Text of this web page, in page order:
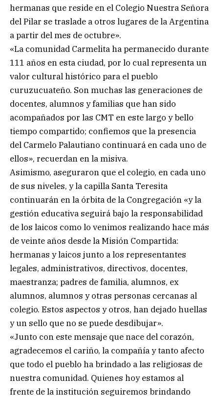
hermanas que reside en el Colegio Nuestra Señora
del Pilar se traslade a otros lugares de la Argentina
a partir del mes de octubre».
«La comunidad Carmelita ha permanecido durante
111 años en esta ciudad, por lo cual representa un
valor cultural histórico para el pueblo
curuzucuateño. Son muchas las generaciones de
docentes, alumnos y familias que han sido
acompañados por las CMT en este largo y bello
tiempo compartido; confiemos que la presencia
del Carmelo Palautiano continuará en cada uno de
ellos», recuerdan en la misiva.
Asimismo, aseguraron que el colegio, en cada uno
de sus niveles, y la capilla Santa Teresita
continuarán en la órbita de la Congregación «y la
gestión educativa seguirá bajo la responsabilidad
de los laicos como lo venimos realizando hace más
de veinte años desde la Misión Compartida:
hermanas y laicos junto a los representantes
legales, administrativos, directivos, docentes,
maestranza; padres de familia, alumnos, ex
alumnos, alumnos y otras personas cercanas al
colegio. Estos aspectos y otros, han dejado huellas
y un sello que no se puede desdibujar».
«Junto con este mensaje que nace del corazón,
agradecemos el cariño, la compañía y tanto afecto
que todo el pueblo ha brindado a las religiosas de
nuestra comunidad. Quienes hoy estamos al
frente de la institución seguiremos brindando